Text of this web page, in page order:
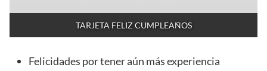
TARJETA FELIZ CUMPLEAÑOS
Felicidades por tener aún más experiencia